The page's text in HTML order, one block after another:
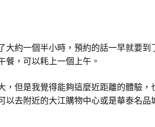
大約一個半小時，預約的話一早就要
餐，可以耗上一個上午。
，但是我覺得能夠這麼近距離的體驗
以去附近的大江購物中心或是華泰名